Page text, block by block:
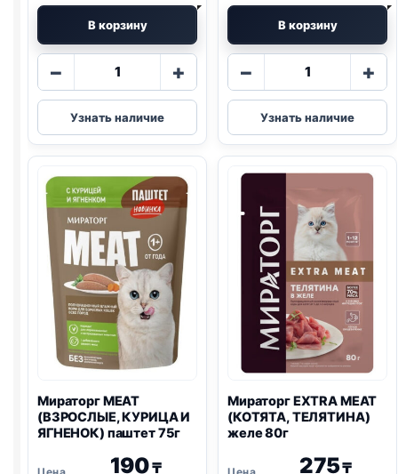
В корзину
−
Количество
Мираторг
MEAT
(НЕЖНОЙ,
ТЕЛЯТИНА)
желе
75г
+
Узнать наличие
В корзину
−
Количество
Мираторг
WINNER
MEAT
75г
+
Узнать наличие
Мираторг MEAT
(ВЗРОСЛЫЕ, КУРИЦА И
ЯГНЕНОК) паштет 75г
190₸
Мираторг EXTRA MEAT
(КОТЯТА, ТЕЛЯТИНА)
желе 80г
275₸